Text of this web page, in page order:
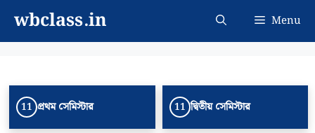
content
wbclass.in Menu
11 প্রথম সেমিস্টার 11 দ্বিতীয় সেমিস্টার